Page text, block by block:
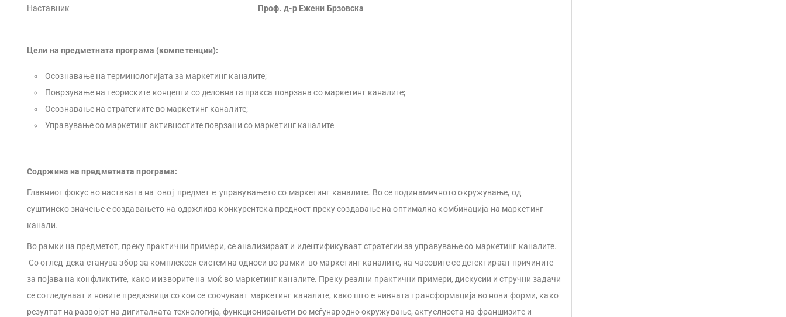
Наставник Проф. д-р Ежени Брзовска
Цели на предметната програма (компетенции):
Oсознавање на терминологијата за маркетинг каналите;
Поврзување на теориските концепти со деловната пракса поврзана со маркетинг каналите;
Осознавање на стратегиите во маркетинг каналите;
Управување со маркетинг активностите поврзани со маркетинг каналите
Содржина на предметната програма:
Главниот фокус во наставата на овој предмет е управувањето со маркетинг каналите. Во се подинамичното окружување, од
суштинско значење е создавањето на одржлива конкурентска предност преку создавање на оптимална комбинација на маркетинг
канали.
Во рамки на предметот, преку практични примери, се анализираат и идентификуваат стратегии за управување со маркетинг каналите.
Со оглед дека станува збор за комплексен систем на односи во рамки во маркетинг каналитe, на часовите се детектираат причините
за појава на конфликтите, како и изворите на моќ во маркетинг каналите. Преку реални практични примери, дискусии и стручни задачи
се согледуваат и новите предизвици со кои се соочуваат маркетинг каналите, како што е нивната трансформација во нови форми, како
резултат на развојот на дигиталната технологија, функционирањети во меѓународно окружување, актуелноста на франшизите и